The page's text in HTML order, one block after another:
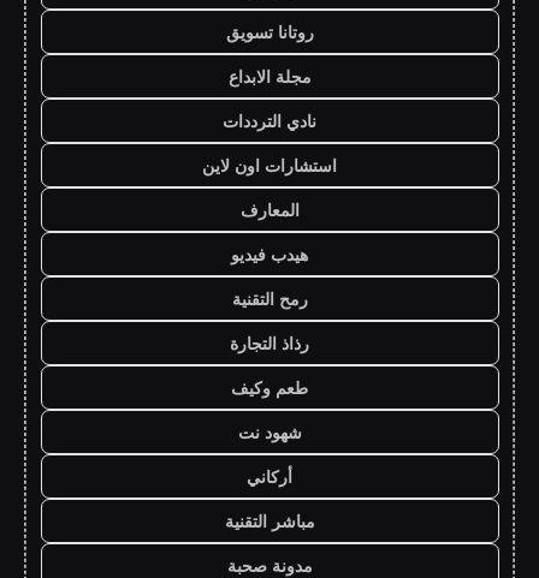
روتانا تسويق
مجلة الابداع
نادي الترددات
استشارات اون لاين
المعارف
هيدب فيديو
رمح التقنية
رذاذ التجارة
طعم وكيف
شهود نت
أركاني
مباشر التقنية
مدونة صحبة